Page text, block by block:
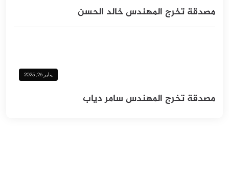
‪مصدقة تخرج المهندس خالد الحسن
يناير 26, 2025
‪مصدقة تخرج المهندس سامر دياب